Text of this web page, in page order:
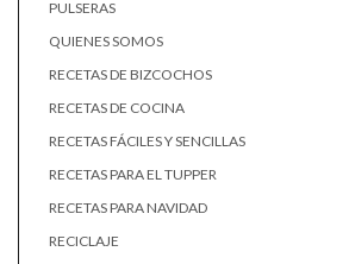
PULSERAS
QUIENES SOMOS
RECETAS DE BIZCOCHOS
RECETAS DE COCINA
RECETAS FÁCILES Y SENCILLAS
RECETAS PARA EL TUPPER
RECETAS PARA NAVIDAD
RECICLAJE